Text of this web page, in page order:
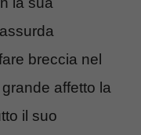
breccia nel
affetto la
il suo